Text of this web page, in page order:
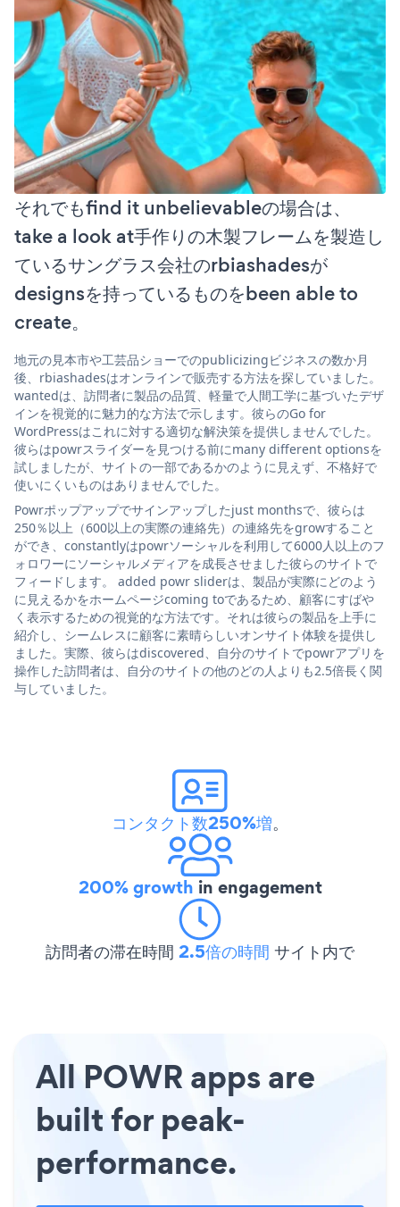
それでもfind it unbelievableの場合は、
take a look at手作りの木製フレームを製造し
ているサングラス会社のrbiashadesが
designsを持っているものをbeen able to
create。
地元の見本市や工芸品ショーでのpublicizingビジネスの数か月
後、rbiashadesはオンラインで販売する方法を探していました。
wantedは、訪問者に製品の品質、軽量で人間工学に基づいたデザ
インを視覚的に魅力的な方法で示します。彼らのGo for
WordPressはこれに対する適切な解決策を提供しませんでした。
彼らはpowrスライダーを見つける前にmany different optionsを
試しましたが、サイトの一部であるかのように見えず、不格好で
使いにくいものはありませんでした。
Powrポップアップでサインアップしたjust monthsで、彼らは
250％以上（600以上の実際の連絡先）の連絡先をgrowすること
ができ、constantlyはpowrソーシャルを利用して6000人以上のフ
ォロワーにソーシャルメディアを成長させました彼らのサイトで
フィードします。 added powr sliderは、製品が実際にどのよう
に見えるかをホームページcoming toであるため、顧客にすばや
く表示するための視覚的な方法です。それは彼らの製品を上手に
紹介し、シームレスに顧客に素晴らしいオンサイト体験を提供し
ました。実際、彼らはdiscovered、自分のサイトでpowrアプリを
操作した訪問者は、自分のサイトの他のどの人よりも2.5倍長く関
与していました。
コンタクト数250%増。
200% growth in engagement
訪問者の滞在時間 2.5倍の時間 サイト内で
All POWR apps are
built for peak-
performance.